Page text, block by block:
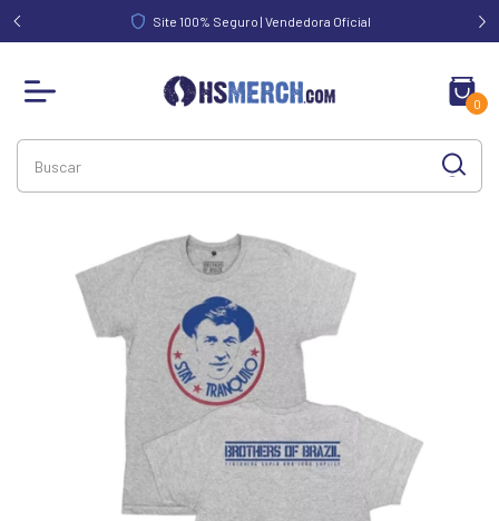
FRETE GRÁTIS acima de R$ 340,00 | Norte e Nordeste acima de
R$ 390,00
0